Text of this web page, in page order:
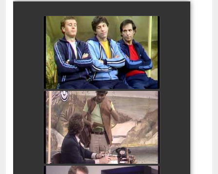
בלי סודות - חיריק 3
watch video
בלי סודות - ביניים 5
watch video